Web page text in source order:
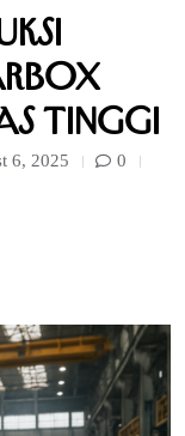
Tinggi
6, 2025
0